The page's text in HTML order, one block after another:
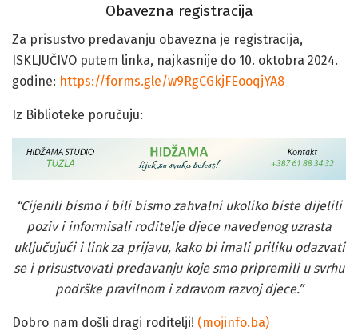
Obavezna registracija
Za prisustvo predavanju obavezna je registracija,
ISKLJUČIVO putem linka, najkasnije do 10. oktobra 2024.
godine: https://forms.gle/w9RgCGkjFEooqjYA8
Iz Biblioteke poručuju:
“Cijenili bismo i bili bismo zahvalni ukoliko biste dijelili
poziv i informisali roditelje djece navedenog uzrasta
uključujući i link za prijavu, kako bi imali priliku odazvati
se i prisustvovati predavanju koje smo pripremili u svrhu
podrške pravilnom i zdravom razvoj djece.”
Dobro nam došli dragi roditelji! (mojinfo.ba)